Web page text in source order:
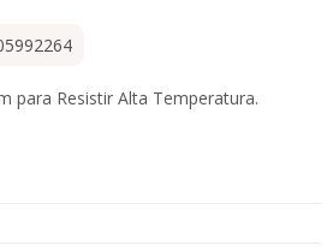
para Resistir Alta Temperatura.